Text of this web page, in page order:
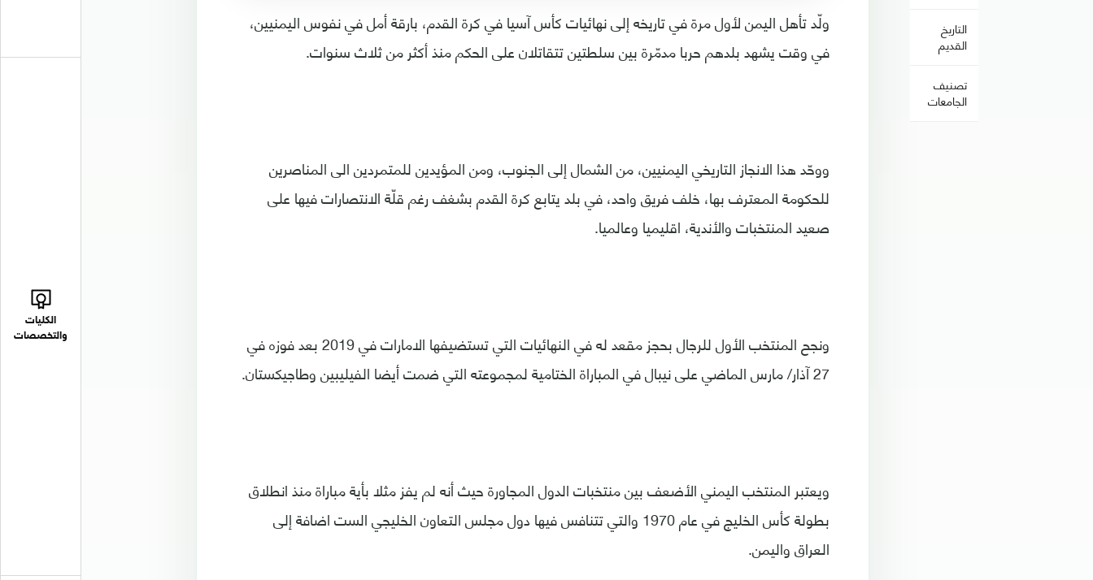
الكليات
والتخصصات
التاريخ
القديم
تصنيف
الجامعات
ولّد تأهل اليمن لأول مرة في تاريخه إلى نهائيات كأس آسيا في كرة القدم، بارقة أمل في نفوس اليمنيين،
في وقت يشهد بلدهم حربا مدمّرة بين سلطتين تتقاتلان على الحكم منذ أكثر من ثلاث سنوات.
ووحّد هذا الانجاز التاريخي اليمنيين، من الشمال إلى الجنوب، ومن المؤيدين للمتمردين الى المناصرين
للحكومة المعترف بها، خلف فريق واحد، في بلد يتابع كرة القدم بشغف رغم قلّة الانتصارات فيها على
صعيد المنتخبات والأندية، اقليميا وعالميا.
ونجح المنتخب الأول للرجال بحجز مقعد له في النهائيات التي تستضيفها الامارات في 2019 بعد فوزه في
27 آذار/ مارس الماضي على نيبال في المباراة الختامية لمجموعته التي ضمت أيضا الفيليبين وطاجيكستان.
ويعتبر المنتخب اليمني الأضعف بين منتخبات الدول المجاورة حيث أنه لم يفز مثلا بأية مباراة منذ انطلاق
بطولة كأس الخليج في عام 1970 والتي تتنافس فيها دول مجلس التعاون الخليجي الست اضافة إلى
العراق واليمن.